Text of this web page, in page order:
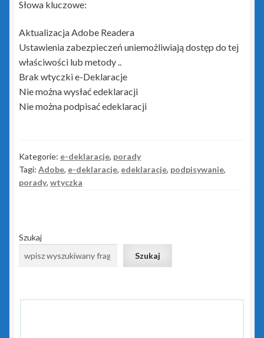
Lekarz Plus
Portal Biura
Rachmistrz Nexo
Rewizor Nexo
Sello nx
Subiekt Nexo
Słowa kluczowe:
Aktualizacja Adobe Readera
Ustawienia zabezpieczeń uniemożliwiają dostęp do tej
właściwości lub metody ..
Brak wtyczki e-Deklaracje
Nie można wysłać edeklaracji
Nie można podpisać edeklaracji
Kategorie: e-deklaracje, porady
Tagi: Adobe, e-deklaracje, edeklaracje, podpisywanie,
porady, wtyczka
Szukaj
Szukaj